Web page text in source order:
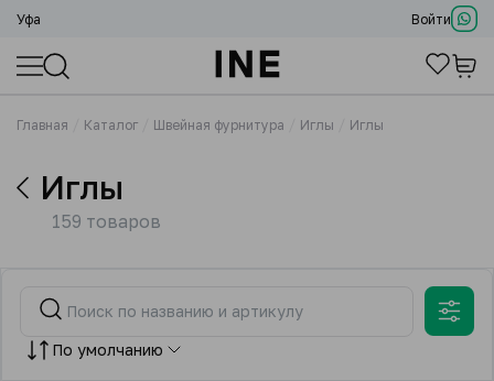
Уфа Войти
Главная Каталог Швейная фурнитура Иглы Иглы
Иглы
159 товаров
По умолчанию